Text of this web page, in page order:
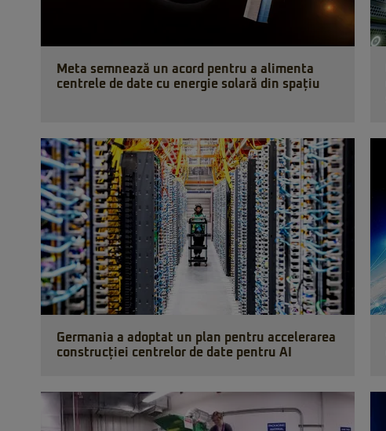
Meta semnează un acord pentru a alimenta
centrele de date cu energie solară din spațiu
Germania a adoptat un plan pentru accelerarea
construcției centrelor de date pentru AI